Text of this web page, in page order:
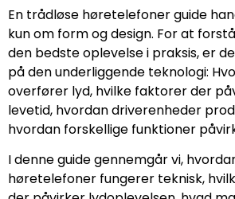
En trådløse høretelefoner guide
kun om form og design. For at
den bedste oplevelse i praksis, er
på den underliggende teknologi:
overfører lyd, hvilke faktorer der
levetid, hvordan driverenheder
hvordan forskellige funktioner
I denne guide gennemgår vi,
høretelefoner fungerer teknisk,